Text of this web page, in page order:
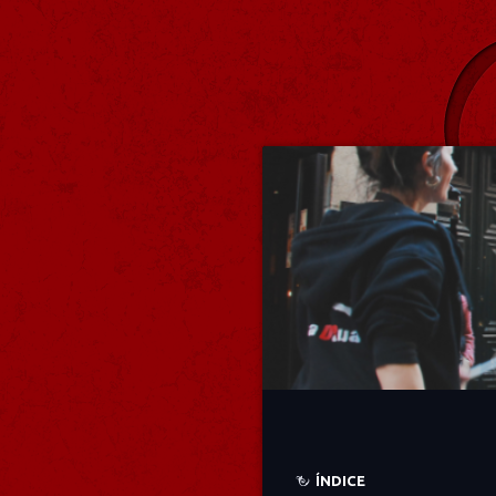
ÍNDICE